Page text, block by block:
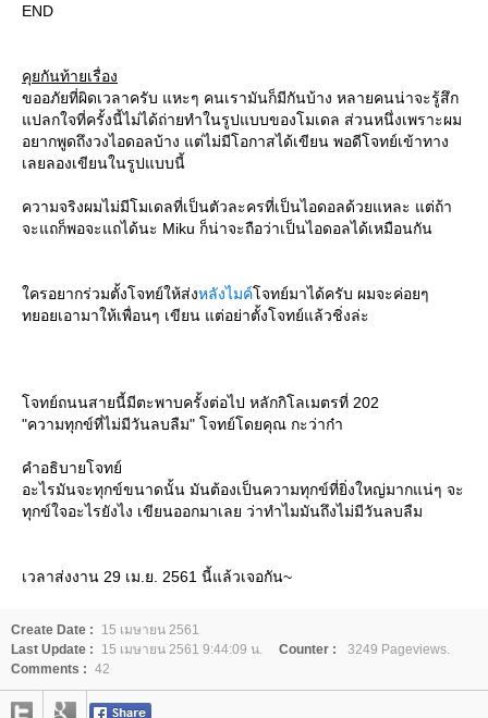
END
คุยกันท้ายเรื่อง
ขออภัยที่ผิดเวลาครับ แหะๆ คนเรามันก็มีกันบ้าง หลายคนน่าจะรู้สึก
ปลกใจที่ครั้งนี้ไม่ได้ถ่ายทำในรูปแบบของโมเดล ส่วนหนึ่งเพราะผม
อยากพูดถึงวงไอดอลบ้าง แต่ไม่มีโอกาสได้เขียน พอดีโจทย์เข้าทาง
เลยลองเขียนในรูปแบบนี้
ความจริงผมไม่มีโมเดลที่เป็นตัวละครที่เป็นไอดอลด้วยแหละ แต่ถ้า
จะแถก็พอจะแถได้นะ Miku ก็น่าจะถือว่าเป็นไอดอลได้เหมือนกัน
ครอยากร่วมตั้งโจทย์ให้ส่งหลังไมค์จทย์มาได้ครับ ผมจะค่อยๆ
ทยอยเอามาให้เพื่อนๆ เขียน แต่อย่าตั้งโจทย์แล้วชิ่งล่ะ
จทย์ถนนสายนี้มีตะพาบครั้งต่อไป หลักกิโลเมตรที่ 202
"ความทุกข์ที่ไม่มีวันลบลืม" โจทย์โดยคุณ กะว่าก๋า
คำอธิบายโจทย์
อะไรมันจะทุกข์ขนาดนั้น มันต้องเป็นความทุกข์ที่ยิ่งใหญ่มากแน่ๆ จะ
ทุกข์ใจอะไรยังไง เขียนออกมาเลย ว่าทำไมมันถึงไม่มีวันลบลืม
เวลาส่งงาน 29 เม.ย. 2561 นี้แล้วเจอกัน~
Create Date :
15 เมษายน 2561
Last Update :
15 เมษายน 2561 9:44:09 น. Counter :
3249 Pageviews.
Comments : 42